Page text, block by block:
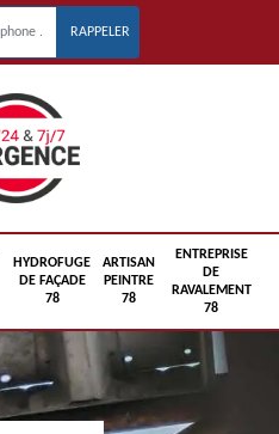
HYDROFUGE
DE FAÇADE
78
ARTISAN
PEINTRE
78
ENTREPRISE
DE
RAVALEMENT
78